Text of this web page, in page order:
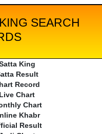
SEARCH
King
Result
Record
Chart
Chart
Khabr
Result